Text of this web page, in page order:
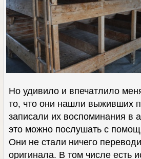
Но удивило и впечатлило
то, что они нашли выживших
записали их воспоминания в
это можно послушать с
Они не стали ничего
оригинала. В том числе есть